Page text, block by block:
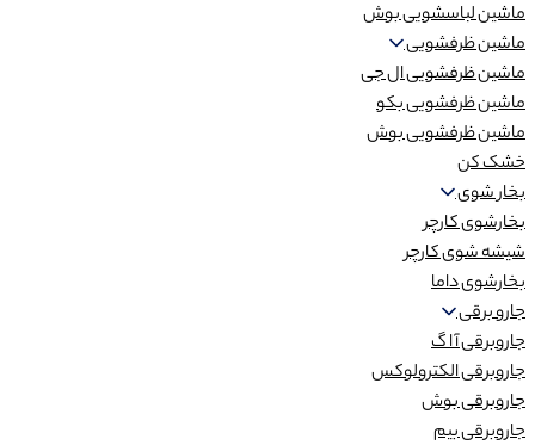
ماشین لباسشویی بوش
ماشین ظرفشویی
ماشین ظرفشویی ال جی
ماشین ظرفشویی بکو
ماشین ظرفشویی بوش
خشک کن
بخار شوی
بخارشوی کارچر
شیشه شوی کارچر
بخارشوی داما
جارو برقی
جاروبرقی آ ا گ
جاروبرقی الکترولوکس
جاروبرقی بوش
جاروبرقی بیم